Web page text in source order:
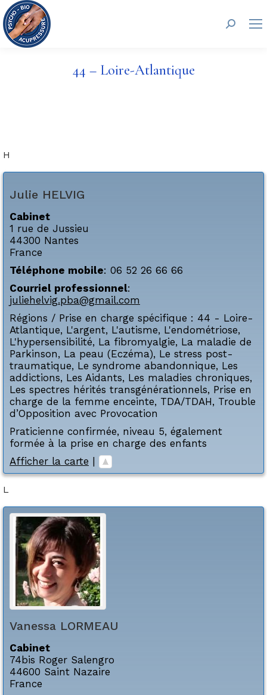
44 – Loire-Atlantique
H
Julie HELVIG
Cabinet
1 rue de Jussieu
44300 Nantes
France
Téléphone mobile: 06 52 26 66 66
Courriel professionnel:
juliehelvig.pba@gmail.com
Régions / Prise en charge spécifique : 44 - Loire-
Atlantique, L'argent, L'autisme, L'endométriose,
L'hypersensibilité, La fibromyalgie, La maladie de
Parkinson, La peau (Eczéma), Le stress post-
traumatique, Le syndrome abandonnique, Les
addictions, Les Aidants, Les maladies chroniques,
Les spectres hérités transgénérationnels, Prise en
charge de la femme enceinte, TDA/TDAH, Trouble
d’Opposition avec Provocation
Praticienne confirmée, niveau 5, également
formée à la prise en charge des enfants
Afficher la carte |
L
Vanessa LORMEAU
Cabinet
74bis Roger Salengro
44600 Saint Nazaire
France